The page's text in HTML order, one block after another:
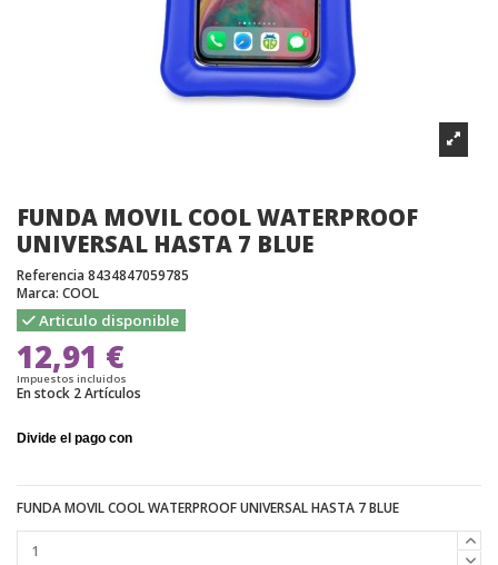
FUNDA MOVIL COOL WATERPROOF
UNIVERSAL HASTA 7 BLUE
Referencia 8434847059785
Marca: COOL
Articulo disponible
12,91 €
Impuestos incluidos
En stock 2 Artículos
FUNDA MOVIL COOL WATERPROOF UNIVERSAL HASTA 7 BLUE